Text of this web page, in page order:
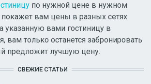
по нужной цене в нужном
покажет вам цены в разных сетях
указанную вами гостиницу в
вам только останется забронировать
предложит лучшую цену.
СВЕЖИЕ СТАТЬИ